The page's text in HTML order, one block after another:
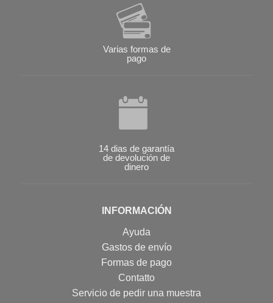
Varias formas de
pago
14 dias de garantía
de devolución de
dinero
INFORMACIÓN
Ayuda
Gastos de envío
Formas de pago
Contatto
Servicio de pedir una muestra